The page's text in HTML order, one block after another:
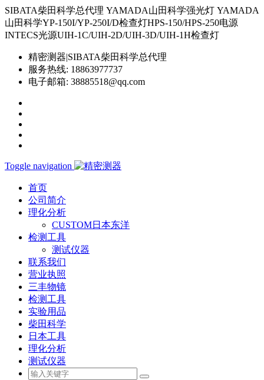
SIBATA柴田科学总代理 YAMADA山田科学强光灯 YAMADA
山田科学YP-150I/YP-250I/D检查灯HPS-150/HPS-250电源
INTECS光源UIH-1C/UIH-2D/UIH-3D/UIH-1H检查灯
精密测器|SIBATA柴田科学总代理
服务热线: 18863977737
电子邮箱: 38885518@qq.com
Toggle navigation
首页
公司简介
理化分析
CUSTOM日本东洋
检测工具
测试仪器
联系我们
营业执照
三丰物镜
检测工具
实验用品
柴田科学
日本工具
理化分析
测试仪器